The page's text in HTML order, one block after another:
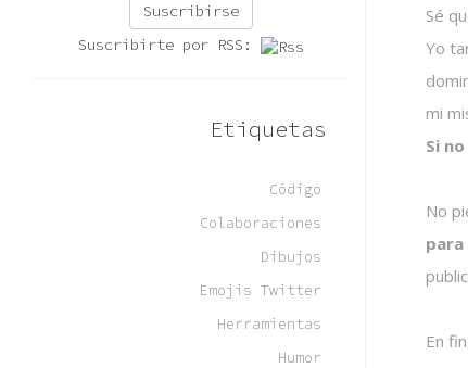
Sé
Yo
mi
Si
No
En
Suscribirse
Suscribirte por RSS:
Etiquetas
Código
Colaboraciones
Dibujos
Emojis Twitter
Herramientas
Humor